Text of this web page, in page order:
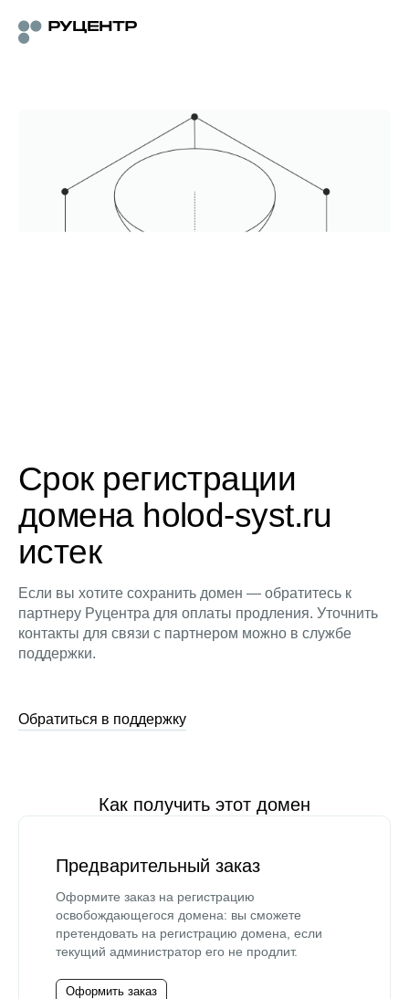
Срок регистрации
домена holod-syst.ru
истек
Если вы хотите сохранить домен — обратитесь к
партнеру Руцентра для оплаты продления. Уточнить
контакты для связи с партнером можно в службе
поддержки.
Обратиться в поддержку
Как получить этот домен
Предварительный заказ
Оформите заказ на регистрацию
освобождающегося домена: вы сможете
претендовать на регистрацию домена, если
текущий администратор его не продлит.
Оформить заказ